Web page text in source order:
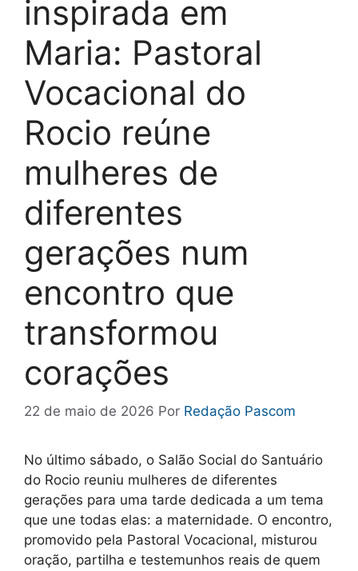
inspirada em
Maria: Pastoral
Vocacional do
Rocio reúne
mulheres de
diferentes
gerações num
encontro que
transformou
corações
22 de maio de 2026 Por Redação Pascom
No último sábado, o Salão Social do Santuário
do Rocio reuniu mulheres de diferentes
gerações para uma tarde dedicada a um tema
que une todas elas: a maternidade. O encontro,
promovido pela Pastoral Vocacional, misturou
oração, partilha e testemunhos reais de quem